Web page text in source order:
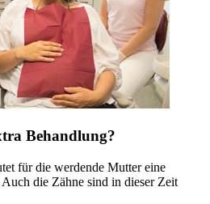
Behandlung?
für die werdende Mutter eine
die Zähne sind in dieser Zeit